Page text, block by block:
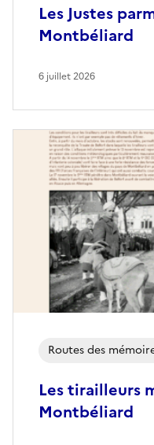
Les Justes
Montbéliard
6 juillet 2026
Les tirailleurs
Montbéliard
Routes des